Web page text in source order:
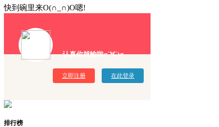
快到碗里来O(∩_∩)O嗯!
认真你就输啦σ`∀´)σ
立即注册 在此登录
排行榜